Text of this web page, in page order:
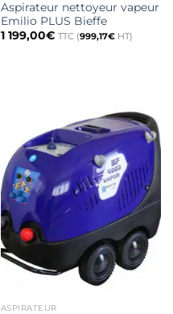
Aspirateur nettoyeur vapeur
Emilio PLUS Bieffe
1 199,00€ TTC (999,17€HT)
ASPIRATEUR